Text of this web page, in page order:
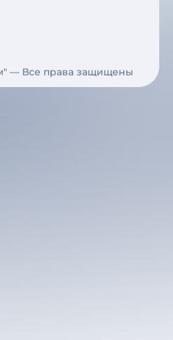
— Все права защищены